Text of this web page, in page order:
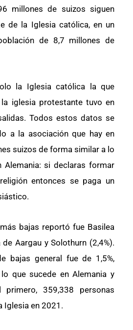
millones de suizos siguen
de la Iglesia católica, en un
de 8,7 millones de
la Iglesia católica la que
iglesia protestante tuvo en
Todos estos datos se
a la asociación que hay en
suizos de forma similar a lo
Alemania: si declaras formar
entonces se paga un
bajas reportó fue Basilea
de Aargau y Solothurn (2,4%).
bajas general fue de 1,5%,
que sucede en Alemania y
primero, 359,338 personas
Iglesia en 2021.